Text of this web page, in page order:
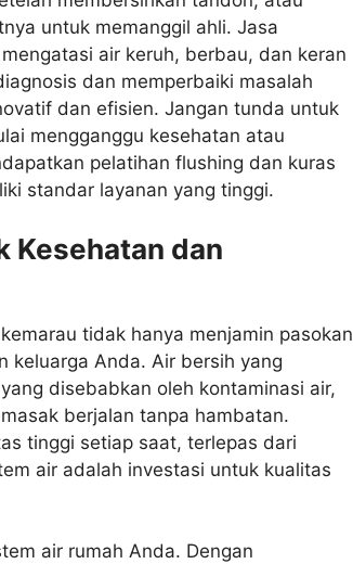
untuk memanggil ahli. Jasa
air keruh, berbau, dan keran
dan memperbaiki masalah
dan efisien. Jangan tunda untuk
mengganggu kesehatan atau
pelatihan flushing dan kuras
standar layanan yang tinggi.
Kesehatan dan
tidak hanya menjamin pasokan
keluarga Anda. Air bersih yang
disebabkan oleh kontaminasi air,
berjalan tanpa hambatan.
tinggi setiap saat, terlepas dari
air adalah investasi untuk kualitas
air rumah Anda. Dengan